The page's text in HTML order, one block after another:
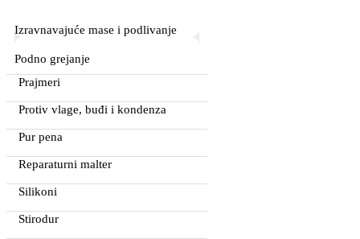
Izravnavajuće mase i podlivanje
Podno grejanje
Prajmeri
Protiv vlage, buđi i kondenza
Pur pena
Reparaturni malter
Silikoni
Stirodur